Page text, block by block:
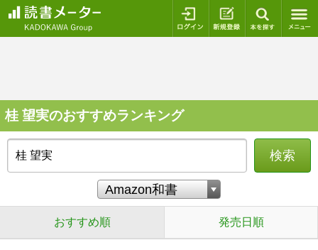
ログイン 新規登録
桂 望実のおすすめランキング
検索
おすすめ順 発売日順